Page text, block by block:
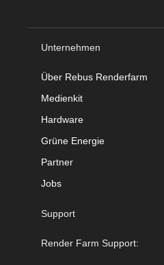
Unternehmen
Über Rebus Renderfarm
Medienkit
Hardware
Grüne Energie
Partner
Jobs
Support
Render Farm Support: